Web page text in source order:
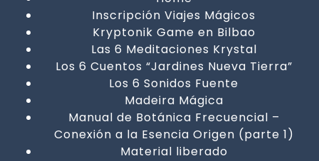
Inscripción Viajes Mágicos
Kryptonik Game en Bilbao
Las 6 Meditaciones Krystal
Los 6 Cuentos “Jardines Nueva Tierra”
Los 6 Sonidos Fuente
Madeira Mágica
Manual de Botánica Frecuencial –
Conexión a la Esencia Origen (parte 1)
Material liberado